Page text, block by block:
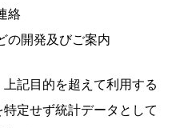
絡
の開発及びご案内
記目的を超えて利用する
定せず統計データとして